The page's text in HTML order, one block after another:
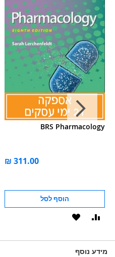
BRS Pharmacology
הוסף לסל
הוסף
מידע נוסף